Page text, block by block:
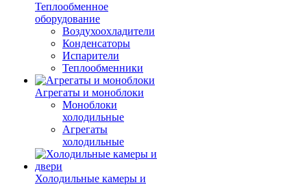
Теплообменное
оборудование
Воздухоохладители
Конденсаторы
Испарители
Теплообменники
Агрегаты и моноблоки
Моноблоки
холодильные
Агрегаты
холодильные
Холодильные камеры и